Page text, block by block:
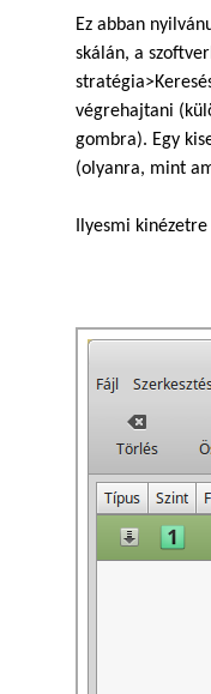
Ez abban
skálán, a
végrehajtani
gombra). Egy
(olyanra, mint
Ilyesmi